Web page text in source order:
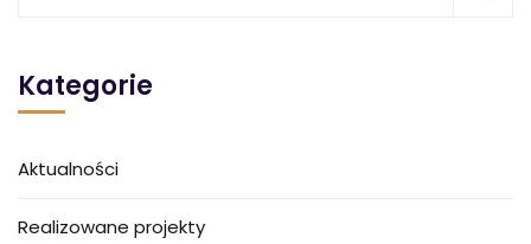
Kategorie
Aktualności
Realizowane projekty